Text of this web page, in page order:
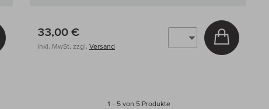
In den Warenkorb
33,00 €
inkl. MwSt, zzgl. Versand
In den
1 - 5 von 5 Produkte